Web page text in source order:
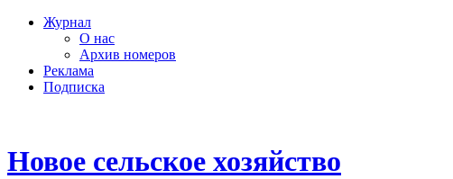
Журнал
О нас
Архив номеров
Реклама
Подписка
Новое сельское хозяйство